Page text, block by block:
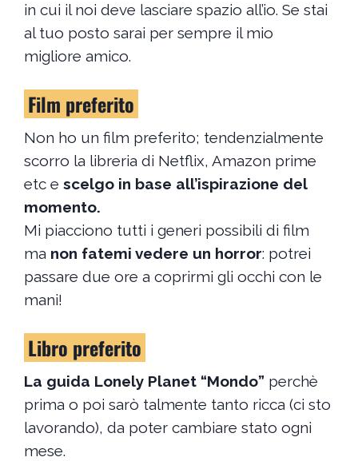
in cui il noi deve lasciare spazio all’io. Se stai
al tuo posto sarai per sempre il mio
migliore amico.
Film preferito
Non ho un film preferito; tendenzialmente
scorro la libreria di Netflix, Amazon prime
etc e scelgo in base all’ispirazione del
momento.
Mi piacciono tutti i generi possibili di film
ma non fatemi vedere un horror: potrei
passare due ore a coprirmi gli occhi con le
mani!
Libro preferito
La guida Lonely Planet “Mondo” perchè
prima o poi sarò talmente tanto ricca (ci sto
lavorando), da poter cambiare stato ogni
mese.